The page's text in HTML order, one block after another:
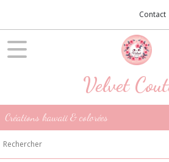
Contact
Velvet
Créations kawaii & colorées
FILTRES
🌸
Lingettes
🌸